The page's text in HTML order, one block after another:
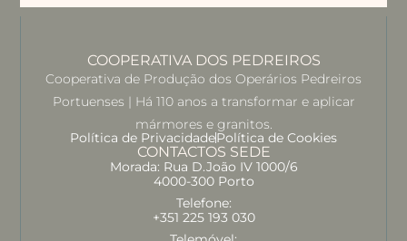
COOPERATIVA DOS PEDREIROS
Cooperativa de Produção dos Operários Pedreiros
Portuenses | Há 110 anos a transformar e aplicar
mármores e granitos.
Política de PrivacidadePolítica de Cookies
CONTACTOS SEDE
Morada: Rua D.João IV 1000/6
4000-300 Porto
Telefone:
+351 225 193 030